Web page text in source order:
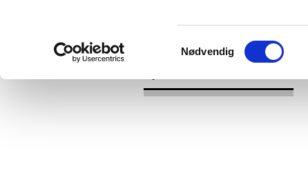
Samtykkevalg
Nødvendig